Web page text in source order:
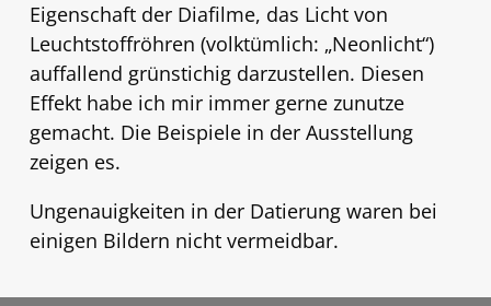
Eigenschaft der Diafilme, das Licht von
Leuchtstoffröhren (volktümlich: „Neonlicht“)
auffallend grünstichig darzustellen. Diesen
Effekt habe ich mir immer gerne zunutze
gemacht. Die Beispiele in der Ausstellung
zeigen es.
Ungenauigkeiten in der Datierung waren bei
einigen Bildern nicht vermeidbar.